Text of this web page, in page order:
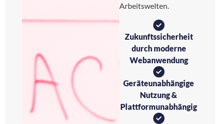
Arbeitswelten.
Zukunftssicherheit
durch moderne
Webanwendung
Geräteunabhängige
Nutzung &
Plattformunabhängig